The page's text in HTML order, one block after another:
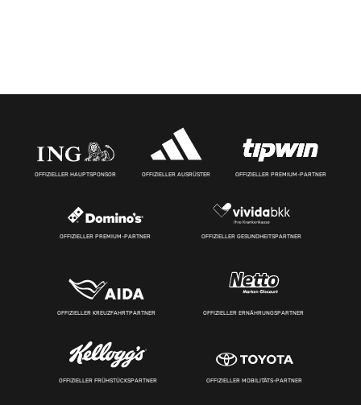
OFFIZIELLER HAUPTSPONSOR OFFIZIELLER AUSRÜSTER OFFIZIELLER PREMIUM-PARTNER
OFFIZIELLER PREMIUM-PARTNER OFFIZIELLER GESUNDHEITSPARTNER
OFFIZIELLER KREUZFAHRTPARTNER OFFIZIELLER ERNÄHRUNGSPARTNER
OFFIZIELLER FRÜHSTÜCKSPARTNER OFFIZIELLER MOBILITÄTS-PARTNER